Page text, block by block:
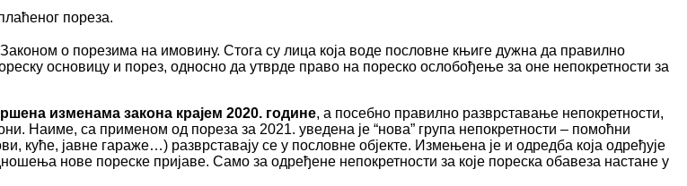
пореза.
о порезима на имовину. Стога су лица која воде пословне књиге дужна да правилно
основицу и порез, односно да утврде право на пореско ослобођење за оне непокретности за
изменама закона крајем 2020. године, а посебно правилно разврставање непокретности,
Наиме, са применом од пореза за 2021. уведена је “нова” група непокретности – помоћни
куће, јавне гараже…) разврставају се у пословне објекте. Измењена је и одредба која одређује
нове пореске пријаве. Само за одређене непокретности за које пореска обавеза настане у